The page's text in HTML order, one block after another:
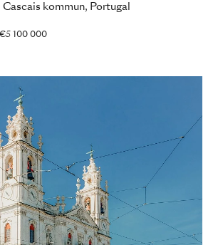
Cascais kommun, Portugal
100 000